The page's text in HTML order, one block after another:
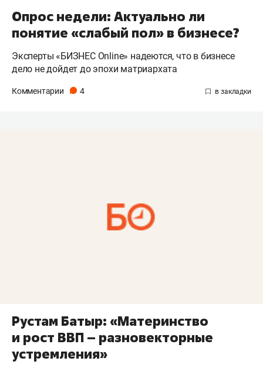
Опрос недели: Актуально ли
понятие «слабый пол» в бизнесе?
Эксперты «БИЗНЕС Online» надеются, что в бизнесе
дело не дойдет до эпохи матриархата
Комментарии 4
Рустам Батыр: «Материнство
и рост ВВП – разновекторные
устремления»